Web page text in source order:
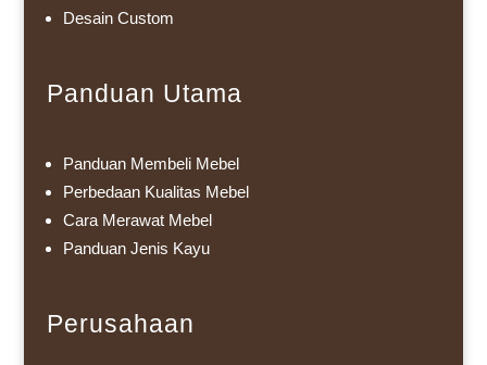
Desain Custom
Panduan Utama
Panduan Membeli Mebel
Perbedaan Kualitas Mebel
Cara Merawat Mebel
Panduan Jenis Kayu
Perusahaan